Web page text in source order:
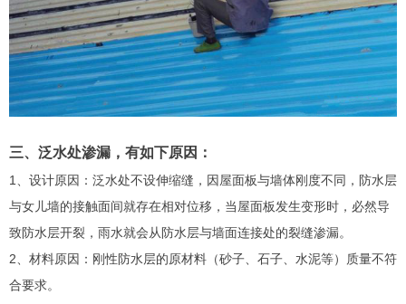
三、泛水处渗漏，有如下原因：
1、设计原因：泛水处不设伸缩缝，因屋面板与墙体刚度不同，防水层
与女儿墙的接触面间就存在相对位移，当屋面板发生变形时，必然导
致防水层开裂，雨水就会从防水层与墙面连接处的裂缝渗漏。
2、材料原因：刚性防水层的原材料（砂子、石子、水泥等）质量不符
合要求。